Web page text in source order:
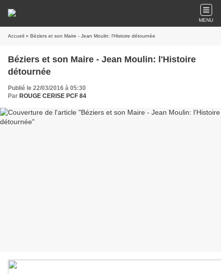
MENU
Accueil » Béziers et son Maire - Jean Moulin: l'Histoire détournée
Béziers et son Maire - Jean Moulin: l'Histoire
détournée
Publié le 22/03/2016 à 05:30
Par ROUGE CERISE PCF 84